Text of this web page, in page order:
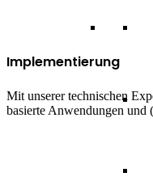
Implementierung
Mit unserer technischen
basierte Anwendungen und